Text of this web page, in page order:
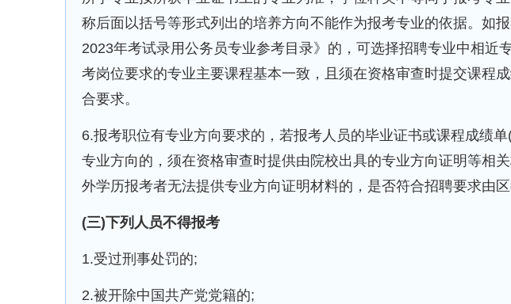
称后面以括号等形式列出的培养方向不能作为报考专业的依据。如
2023年考试录用公务员专业参考目录》的，可选择招聘专业中相近
考岗位要求的专业主要课程基本一致，且须在资格审查时提交课程
合要求。
6.报考职位有专业方向要求的，若报考人员的毕业证书或课程成绩
专业方向的，须在资格审查时提供由院校出具的专业方向证明等相
外学历报考者无法提供专业方向证明材料的，是否符合招聘要求由
(三)下列人员不得报考
1.受过刑事处罚的;
2.被开除中国共产党党籍的;